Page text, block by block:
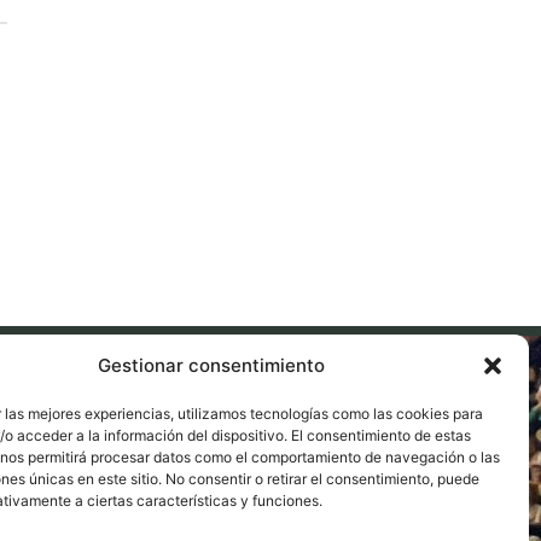
Gestionar consentimiento
las mejores experiencias, utilizamos tecnologías como las cookies para
o acceder a la información del dispositivo. El consentimiento de estas
permitirá procesar datos como el comportamiento de navegación o las
únicas en este sitio. No consentir o retirar el consentimiento, puede
a ciertas características y funciones.